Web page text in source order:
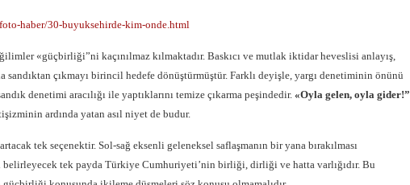
haber/30-buyuksehirde-kim-onde.html
«güçbirliği”ni kaçınılmaz kılmaktadır. Baskıcı ve mutlak iktidar heveslisi anlayış,
sandıktan çıkmayı birincil hedefe dönüştürmüştür. Farklı deyişle, yargı denetiminin önünü
denetimi aracılığı ile yaptıklarını temize çıkarma peşindedir. «Oyla gelen, oyla gider!”
ardında yatan asıl niyet de budur.
tek seçenektir. Sol-sağ eksenli geleneksel saflaşmanın bir yana bırakılması
belirleyecek tek payda Türkiye Cumhuriyeti’nin birliği, dirliği ve hatta varlığıdır. Bu